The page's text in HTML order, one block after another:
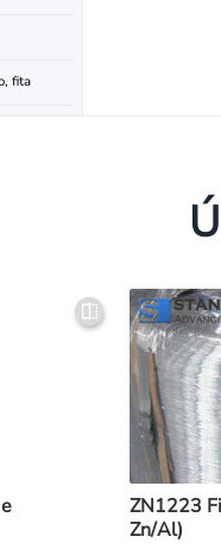
fita
ZN1223
Zn/Al)